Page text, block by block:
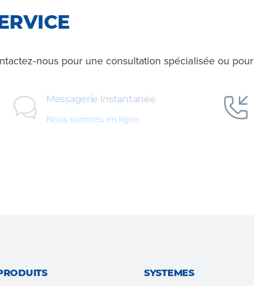
nous pour une consultation spécialisée ou
Messagerie Instantanée
Nous sommes en ligne
SYSTEMES